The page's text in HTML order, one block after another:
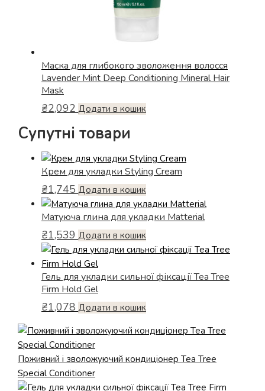
Маска для глибокого зволоження волосся
Lavender Mint Deep Conditioning Mineral Hair
Mask
₴2,092 Додати в кошик
Супутні товари
Крем для укладки Styling Cream
₴1,745 Додати в кошик
Матуюча глина для укладки Matterial
₴1,539 Додати в кошик
Гель для укладки сильної фіксації Tea Tree
Firm Hold Gel
₴1,078 Додати в кошик
Поживний і зволожуючий кондиціонер Tea Tree
Special Conditioner